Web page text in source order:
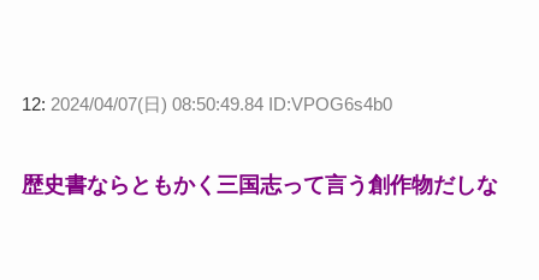
12: 2024/04/07(日) 08:50:49.84 ID:VPOG6s4b0
歴史書ならともかく三国志って言う創作物だしな